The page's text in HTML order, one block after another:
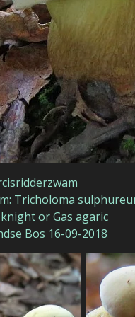
Tricholoma
or Gas agaric
Bos 16-09-2018